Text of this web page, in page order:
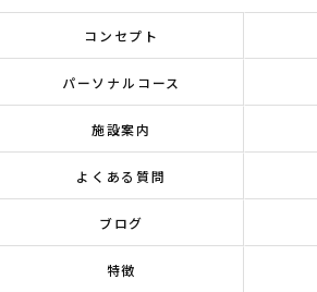
コンセプト
パーソナルコース
施設案内
よくある質問
ブログ
特徴